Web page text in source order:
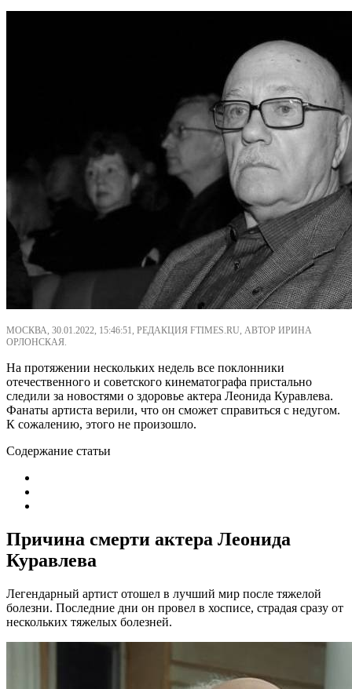
МОСКВА, 30.01.2022, 15:46:51, РЕДАКЦИЯ FTIMES.RU, АВТОР ИРИНА
ОРЛОНСКАЯ.
На протяжении нескольких недель все поклонники
отечественного и советского кинематографа пристально
следили за новостями о здоровье актера Леонида Куравлева.
Фанаты артиста верили, что он сможет справиться с недугом.
К сожалению, этого не произошло.
Содержание статьи
Причина смерти актера Леонида
Куравлева
Легендарный артист отошел в лучший мир после тяжелой
болезни. Последние дни он провел в хосписе, страдая сразу от
нескольких тяжелых болезней.